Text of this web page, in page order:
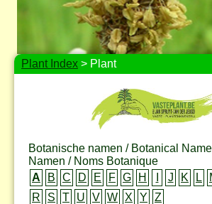
Plant Index > Plant
Botanische namen / Botanical
Namen / Noms Botanique
A
B C D E F G H J K L
R
S T U V W X Y
Z